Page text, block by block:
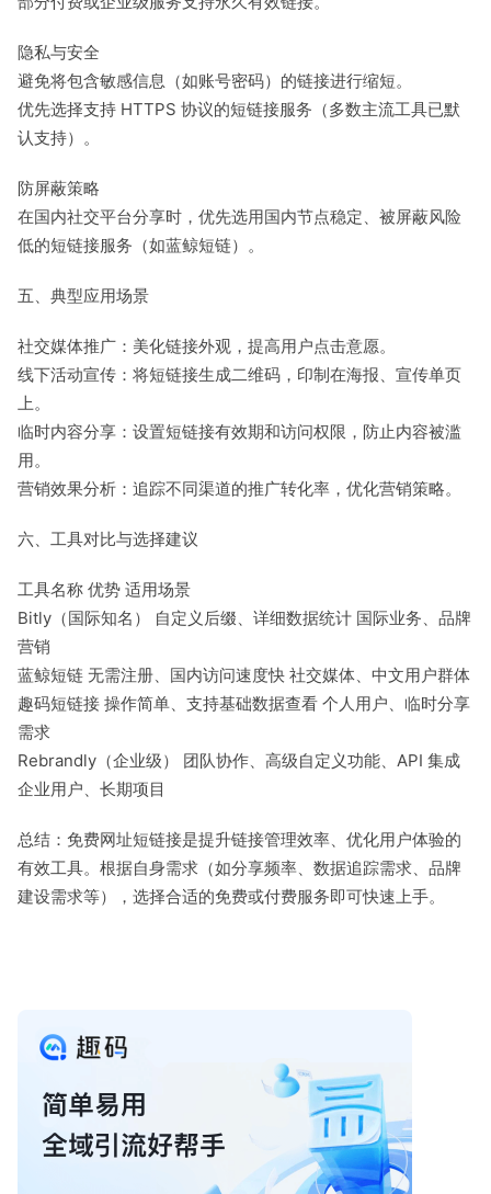
隐私与安全
避免将包含敏感信息（如账号密码）的链接进行缩短。
优先选择支持 HTTPS 协议的短链接服务（多数主流工具已默
认支持）。
防屏蔽策略
在国内社交平台分享时，优先选用国内节点稳定、被屏蔽风险
低的短链接服务（如蓝鲸短链）。
五、典型应用场景
社交媒体推广：美化链接外观，提高用户点击意愿。
线下活动宣传：将短链接生成二维码，印制在海报、宣传单页
上。
临时内容分享：设置短链接有效期和访问权限，防止内容被滥
用。
营销效果分析：追踪不同渠道的推广转化率，优化营销策略。
六、工具对比与选择建议
工具名称 优势 适用场景
Bitly（国际知名） 自定义后缀、详细数据统计 国际业务、品牌
营销
蓝鲸短链 无需注册、国内访问速度快 社交媒体、中文用户群体
趣码短链接 操作简单、支持基础数据查看 个人用户、临时分享
需求
Rebrandly（企业级） 团队协作、高级自定义功能、API 集成
企业用户、长期项目
总结：免费网址短链接是提升链接管理效率、优化用户体验的
有效工具。根据自身需求（如分享频率、数据追踪需求、品牌
建设需求等），选择合适的免费或付费服务即可快速上手。